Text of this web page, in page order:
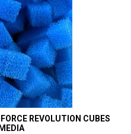
REVOLUTION CUBES